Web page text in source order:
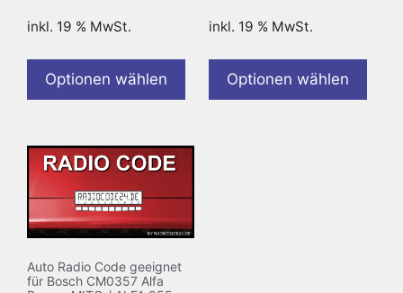
inkl. 19 % MwSt.
Optionen wählen
inkl. 19 % MwSt.
Optionen wählen
Auto Radio Code geeignet
für Bosch CM0357 Alfa